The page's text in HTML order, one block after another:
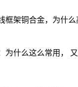
框架铜合金，为什么
为什么这么常用，